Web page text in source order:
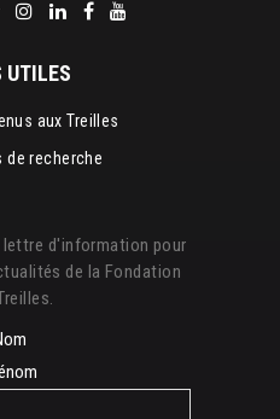
UTILES
aux Treilles
de recherche
d'information pour
de la Fondation